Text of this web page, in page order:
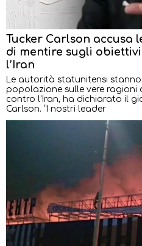
Tucker Carlson accusa
di mentire sugli
l’Iran
Le autorità statunitensi
popolazione sulle vere ragioni
contro l’Iran, ha dichiarato il
Carlson. “I nostri leader